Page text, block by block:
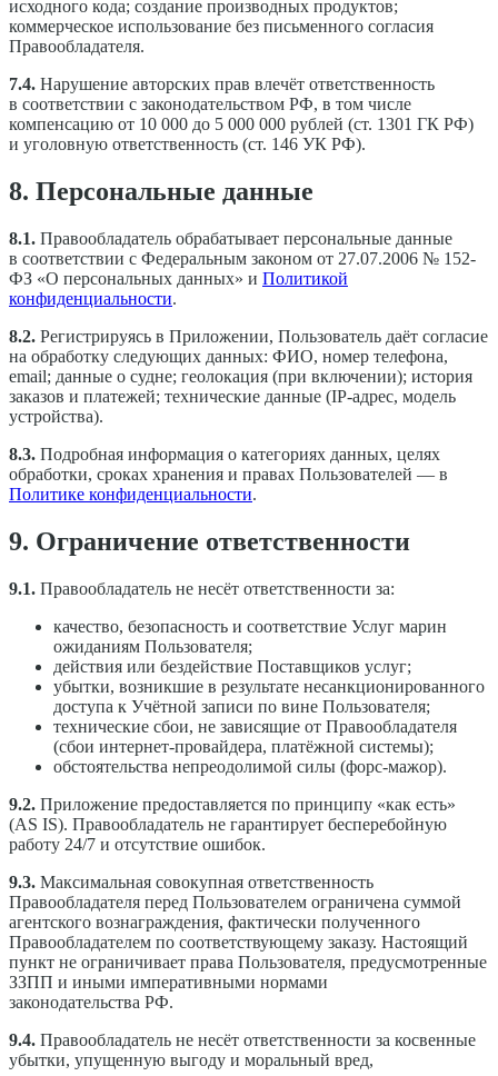
исходного кода; создание производных продуктов;
коммерческое использование без письменного согласия
Правообладателя.
7.4. Нарушение авторских прав влечёт ответственность
в соответствии с законодательством РФ, в том числе
компенсацию от 10 000 до 5 000 000 рублей (ст. 1301 ГК РФ)
и уголовную ответственность (ст. 146 УК РФ).
8. Персональные данные
8.1. Правообладатель обрабатывает персональные данные
в соответствии с Федеральным законом от 27.07.2006 № 152-
ФЗ «О персональных данных» и Политикой
конфиденциальности.
8.2. Регистрируясь в Приложении, Пользователь даёт согласие
на обработку следующих данных: ФИО, номер телефона,
email; данные о судне; геолокация (при включении); история
заказов и платежей; технические данные (IP-адрес, модель
устройства).
8.3. Подробная информация о категориях данных, целях
обработки, сроках хранения и правах Пользователей — в
Политике конфиденциальности.
9. Ограничение ответственности
9.1. Правообладатель не несёт ответственности за:
качество, безопасность и соответствие Услуг марин
ожиданиям Пользователя;
действия или бездействие Поставщиков услуг;
убытки, возникшие в результате несанкционированного
доступа к Учётной записи по вине Пользователя;
технические сбои, не зависящие от Правообладателя
(сбои интернет-провайдера, платёжной системы);
обстоятельства непреодолимой силы (форс-мажор).
9.2. Приложение предоставляется по принципу «как есть»
(AS IS). Правообладатель не гарантирует бесперебойную
работу 24/7 и отсутствие ошибок.
9.3. Максимальная совокупная ответственность
Правообладателя перед Пользователем ограничена суммой
агентского вознаграждения, фактически полученного
Правообладателем по соответствующему заказу. Настоящий
пункт не ограничивает права Пользователя, предусмотренные
ЗЗПП и иными императивными нормами
законодательства РФ.
9.4. Правообладатель не несёт ответственности за косвенные
убытки, упущенную выгоду и моральный вред,